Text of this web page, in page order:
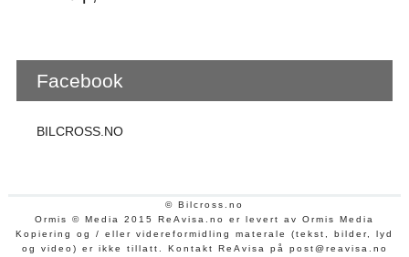
Facebook
BILCROSS.NO
© Bilcross.no
Ormis © Media 2015 ReAvisa.no er levert av Ormis Media
Kopiering og / eller videreformidling materale (tekst, bilder, lyd
og video) er ikke tillatt. Kontakt ReAvisa på post@reavisa.no